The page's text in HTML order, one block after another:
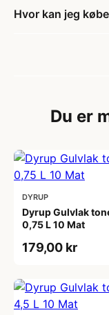
Hvor kan jeg
Du er
DYRUP
Dyrup Gulvlak
0,75 L 10 Mat
179,00 kr